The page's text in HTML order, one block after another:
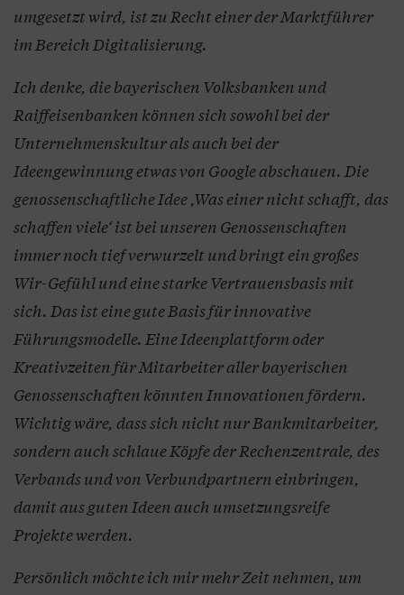
umgesetzt wird, ist zu Recht einer der Marktführer
im Bereich Digitalisierung.
Ich denke, die bayerischen Volksbanken und
Raiffeisenbanken können sich sowohl bei der
Unternehmenskultur als auch bei der
Ideengewinnung etwas von Google abschauen. Die
genossenschaftliche Idee ,Was einer nicht schafft, das
schaffen viele‘ ist bei unseren Genossenschaften
immer noch tief verwurzelt und bringt ein großes
Wir-Gefühl und eine starke Vertrauensbasis mit
sich. Das ist eine gute Basis für innovative
Führungsmodelle. Eine Ideenplattform oder
Kreativzeiten für Mitarbeiter aller bayerischen
Genossenschaften könnten Innovationen fördern.
Wichtig wäre, dass sich nicht nur Bankmitarbeiter,
sondern auch schlaue Köpfe der Rechenzentrale, des
Verbands und von Verbundpartnern einbringen,
damit aus guten Ideen auch umsetzungsreife
Projekte werden.
Persönlich möchte ich mir mehr Zeit nehmen, um